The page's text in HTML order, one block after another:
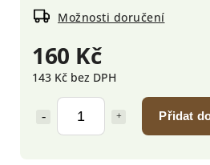
160 Kč
143 Kč bez DPH
Přidat
Možnosti doručení